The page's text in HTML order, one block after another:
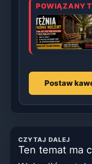
POWIĄZANY
Postaw
CZYTAJ DALEJ
Ten temat ma